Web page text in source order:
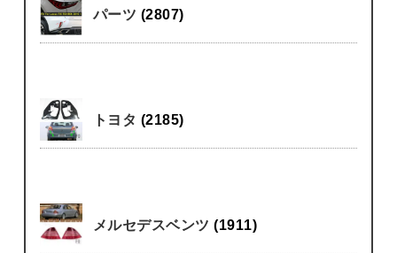
パーツ (2807)
トヨタ (2185)
メルセデスベンツ(1911)